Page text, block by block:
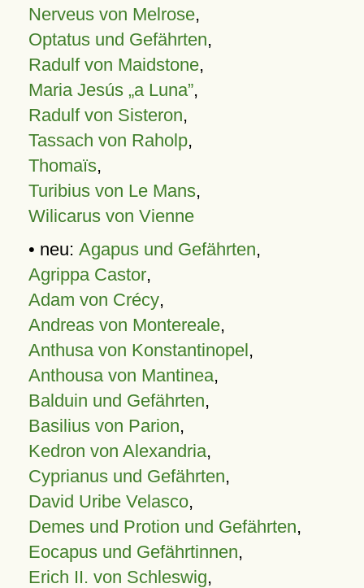
Nerveus von Melrose,
Optatus und Gefährten,
Radulf von Maidstone,
Maria Jesús „a Luna”,
Radulf von Sisteron,
Tassach von Raholp,
Thomaïs,
Turibius von Le Mans,
Wilicarus von Vienne
• neu: Agapus und Gefährten,
Agrippa Castor,
Adam von Crécy,
Andreas von Montereale,
Anthusa von Konstantinopel,
Anthousa von Mantinea,
Balduin und Gefährten,
Basilius von Parion,
Kedron von Alexandria,
Cyprianus und Gefährten,
David Uribe Velasco,
Demes und Protion und Gefährten,
Eocapus und Gefährtinnen,
Erich II. von Schleswig,